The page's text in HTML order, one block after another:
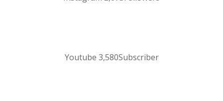
Youtube 3,580Subscriber